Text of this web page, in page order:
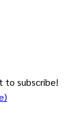
to subscribe!